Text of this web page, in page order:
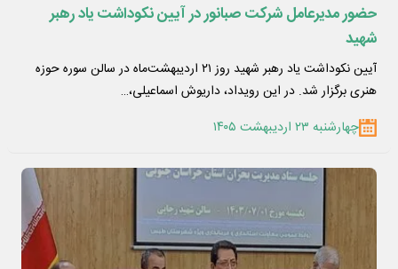
حضور مدیرعامل شرکت صبانور در آیین نکوداشت یاد رهبر
شهید
آیین نکوداشت یاد رهبر شهید روز ۲۱ اردیبهشت‌ماه در سالن سوره حوزه
هنری برگزار شد. در این رویداد، داریوش اسماعیلی،…
چهارشنبه ۲۳ اردیبهشت ۱۴۰۵